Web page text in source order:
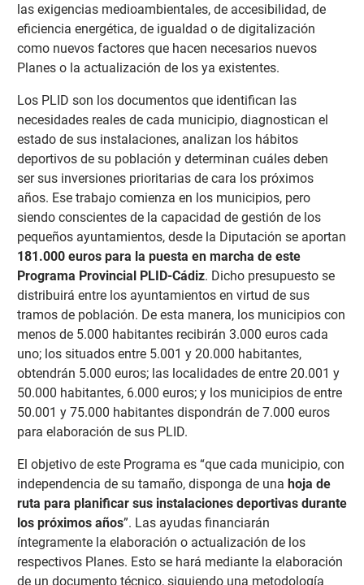
las exigencias medioambientales, de accesibilidad, de
eficiencia energética, de igualdad o de digitalización
como nuevos factores que hacen necesarios nuevos
Planes o la actualización de los ya existentes.
Los PLID son los documentos que identifican las
necesidades reales de cada municipio, diagnostican el
estado de sus instalaciones, analizan los hábitos
deportivos de su población y determinan cuáles deben
ser sus inversiones prioritarias de cara los próximos
años. Ese trabajo comienza en los municipios, pero
siendo conscientes de la capacidad de gestión de los
pequeños ayuntamientos, desde la Diputación se aportan
181.000 euros para la puesta en marcha de este
Programa Provincial PLID-Cádiz. Dicho presupuesto se
distribuirá entre los ayuntamientos en virtud de sus
tramos de población. De esta manera, los municipios con
menos de 5.000 habitantes recibirán 3.000 euros cada
uno; los situados entre 5.001 y 20.000 habitantes,
obtendrán 5.000 euros; las localidades de entre 20.001 y
50.000 habitantes, 6.000 euros; y los municipios de entre
50.001 y 75.000 habitantes dispondrán de 7.000 euros
para elaboración de sus PLID.
El objetivo de este Programa es “que cada municipio, con
independencia de su tamaño, disponga de una hoja de
ruta para planificar sus instalaciones deportivas durante
los próximos años”. Las ayudas financiarán
íntegramente la elaboración o actualización de los
respectivos Planes. Esto se hará mediante la elaboración
de un documento técnico, siguiendo una metodología